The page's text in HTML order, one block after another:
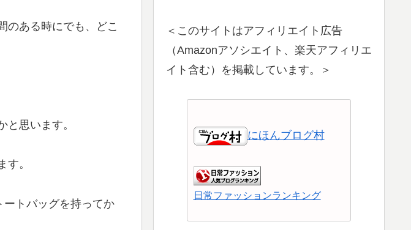
のある時にでも、どこ
思います。
。
トバッグを持ってか
＜このサイトはアフィリエイト広告
（Amazonアソシエイト、楽天アフィリエ
イト含む）を掲載しています。＞
にほんブログ村
日常ファッションランキング